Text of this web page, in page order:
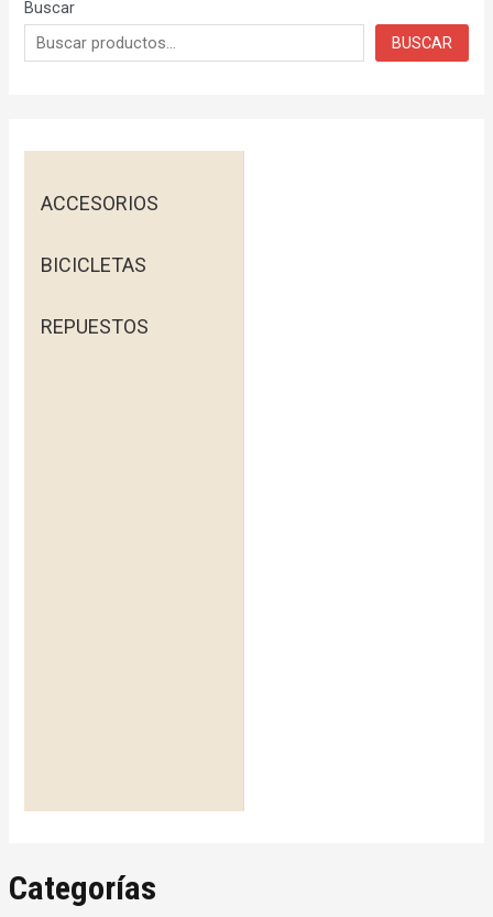
Buscar
BUSCAR
ACCESORIOS
BICICLETAS
REPUESTOS
Categorías